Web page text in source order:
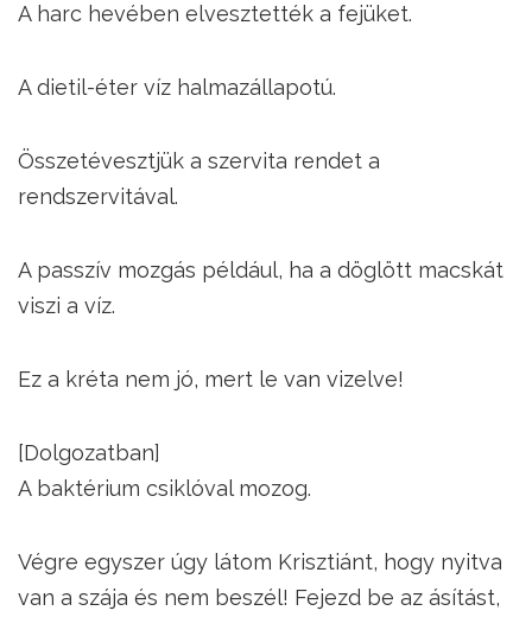
A harc hevében elvesztették a fejüket.
A dietil-éter víz halmazállapotú.
Összetévesztjük a szervita rendet a
rendszervitával.
A passzív mozgás például, ha a döglött macskát
viszi a víz.
Ez a kréta nem jó, mert le van vizelve!
[Dolgozatban]
A baktérium csiklóval mozog.
Végre egyszer úgy látom Krisztiánt, hogy nyitva
van a szája és nem beszél! Fejezd be az ásítást,